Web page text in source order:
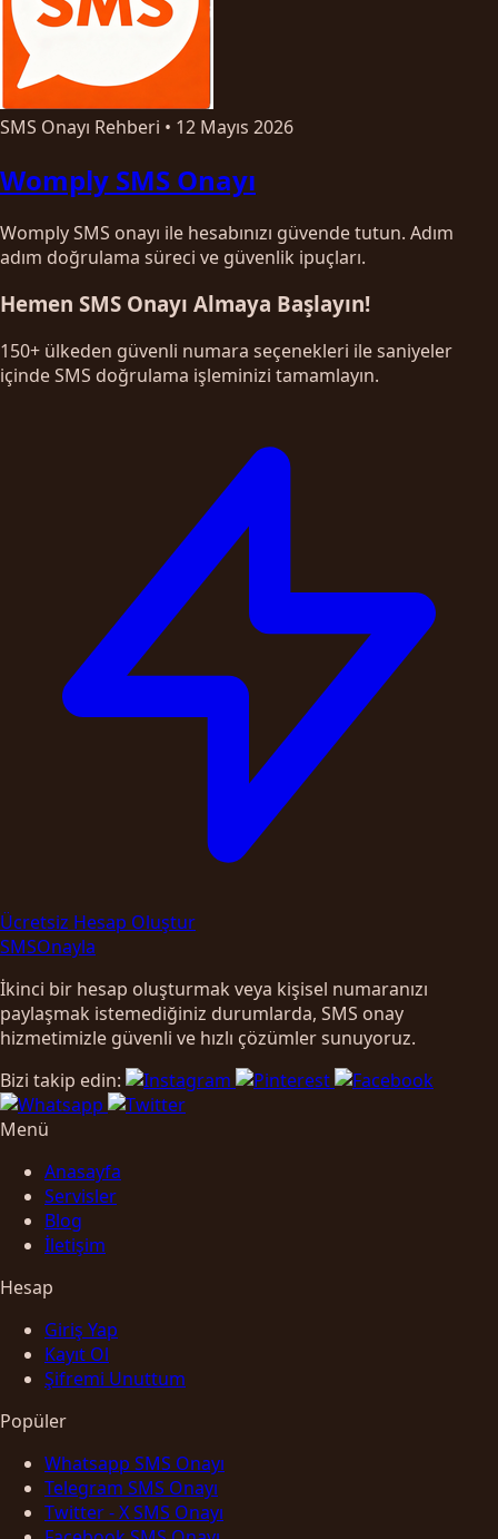
SMS Onayı Rehberi • 12 Mayıs 2026
Womply SMS Onayı
Womply SMS onayı ile hesabınızı güvende tutun. Adım
adım doğrulama süreci ve güvenlik ipuçları.
Hemen SMS Onayı Almaya Başlayın!
150+ ülkeden güvenli numara seçenekleri ile saniyeler
içinde SMS doğrulama işleminizi tamamlayın.
Ücretsiz Hesap Oluştur
SMSOnayla
İkinci bir hesap oluşturmak veya kişisel numaranızı
paylaşmak istemediğiniz durumlarda, SMS onay
hizmetimizle güvenli ve hızlı çözümler sunuyoruz.
Bizi takip edin:
Menü
Anasayfa
Servisler
Blog
İletişim
Hesap
Giriş Yap
Kayıt Ol
Şifremi Unuttum
Popüler
Whatsapp SMS Onayı
Telegram SMS Onayı
Twitter - X SMS Onayı